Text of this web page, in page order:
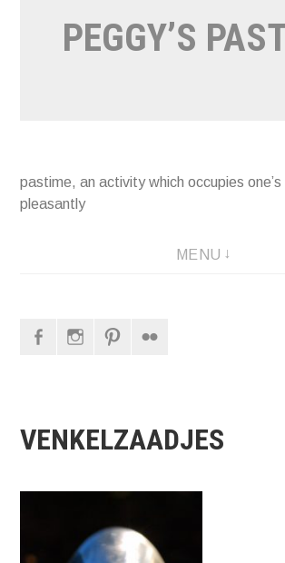
PEGGY’S
pastime, an activity which occupies
pleasantly
MENU
FacebookInstagram
VENKELZAADJES